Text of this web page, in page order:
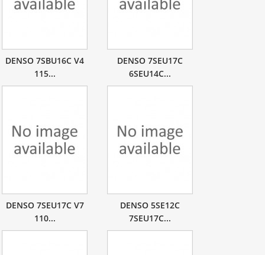
DENSO 7SBU16C V4
115...
DENSO 7SEU17C
6SEU14C...
DENSO 7SEU17C V7
110...
DENSO 5SE12C
7SEU17C...